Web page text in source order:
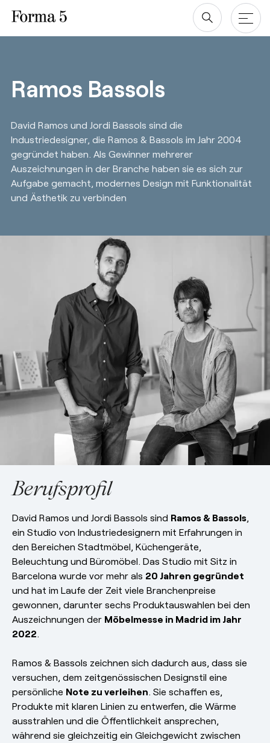
Inhalt
springen
Produkte
Stauraum für das Büro
Stühle
Unternehmen
Designer
Überuns
Ergonomie
Soziale Verantwortung
willkommen!
Downloads
Revit/BIM
Kontakt
Kontakt
EN ES FR DE
Ramos Bassols
David Ramos und Jordi Bassols sind die
Industriedesigner, die Ramos & Bassols im Jahr 2004
gegründet haben. Als Gewinner mehrerer
Auszeichnungen in der Branche haben sie es sich zur
Aufgabe gemacht, modernes Design mit Funktionalität
und Ästhetik zu verbinden
Berufsprofil
David Ramos und Jordi Bassols sind Ramos & Bassols,
ein Studio von Industriedesignern mit Erfahrungen in
den Bereichen Stadtmöbel, Küchengeräte,
Beleuchtung und Büromöbel. Das Studio mit Sitz in
Barcelona wurde vor mehr als 20 Jahren gegründet
und hat im Laufe der Zeit viele Branchenpreise
gewonnen, darunter sechs Produktauswahlen bei den
Auszeichnungen der Möbelmesse in Madrid im Jahr
2022.
Ramos & Bassols zeichnen sich dadurch aus, dass sie
versuchen, dem zeitgenössischen Designstil eine
persönliche Note zu verleihen. Sie schaffen es,
Produkte mit klaren Linien zu entwerfen, die Wärme
ausstrahlen und die Öffentlichkeit ansprechen,
während sie gleichzeitig ein Gleichgewicht zwischen